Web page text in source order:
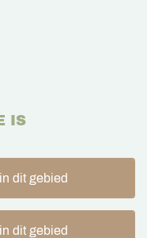
IS
dit gebied
dit gebied